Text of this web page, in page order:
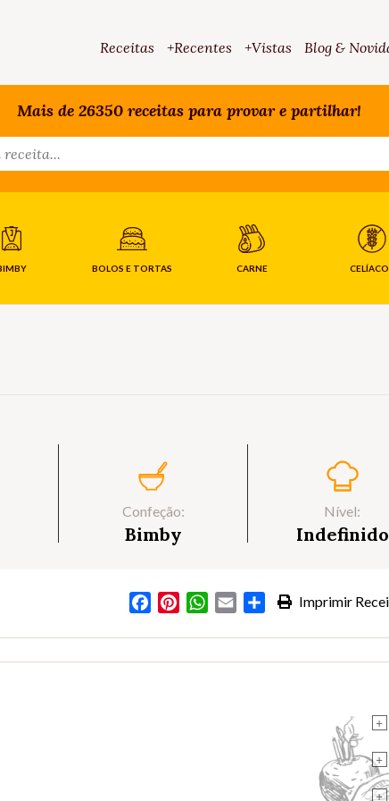
Receitas +Recentes +Vistas Blog &
Mais de 26350 receitas para provar e partilhar!
BOLOS E TORTAS CARNE
Confeção:
Bimby
Nível:
Indefinido
Imprimir
FacebookPinterestWhatsApp
Email Partilhar
+
+
+